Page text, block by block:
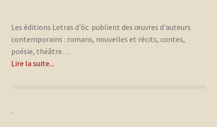
Les éditions Letras d'òc publient des œuvres d'auteurs
contemporains : romans, nouvelles et récits, contes,
poésie, théâtre…
Lire la suite...
.